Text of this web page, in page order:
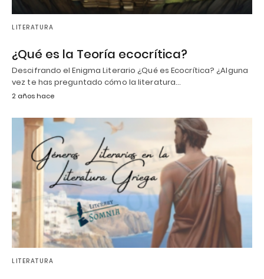
LITERATURA
¿Qué es la Teoría ecocrítica?
Descifrando el Enigma Literario ¿Qué es Ecocrítica? ¿Alguna
vez te has preguntado cómo la literatura…
2 años hace
LITERATURA